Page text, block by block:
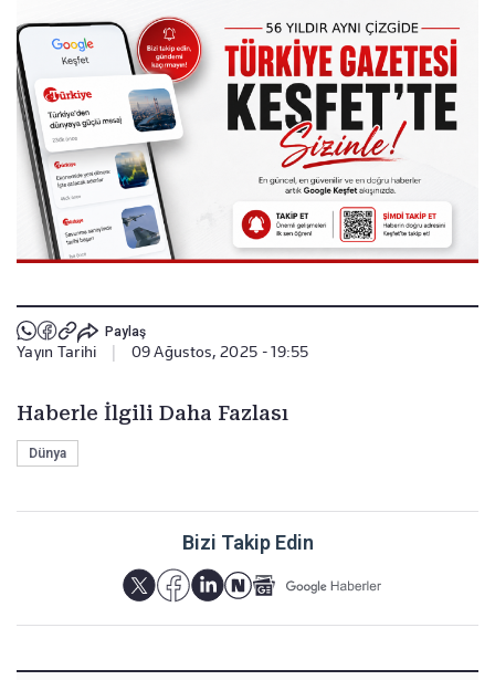
Paylaş
Yayın Tarihi 09 Ağustos, 2025 - 19:55
Haberle İlgili Daha Fazlası
Dünya
Bizi Takip Edin